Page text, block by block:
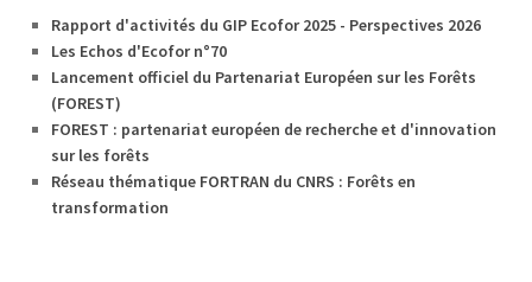
Rapport d'activités du GIP Ecofor 2025 - Perspectives 2026
Les Echos d'Ecofor n°70
Lancement officiel du Partenariat Européen sur les Forêts
(FOREST)
FOREST : partenariat européen de recherche et d'innovation
sur les forêts
Réseau thématique FORTRAN du CNRS : Forêts en
transformation